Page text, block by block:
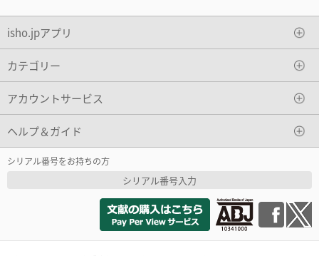
isho.jpアプリ
カテゴリー
アカウントサービス
ヘルプ＆ガイド
シリアル番号をお持ちの方
シリアル番号入力